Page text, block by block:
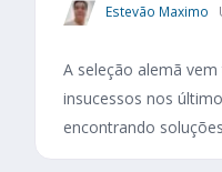
Estevão Maximo
A seleção alemã
insucessos nos
encontrando